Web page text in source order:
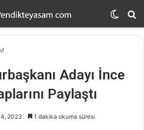
Dış
Adayı İnce
Paylaştı
2023 1 dakika okuma süresi